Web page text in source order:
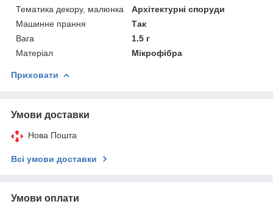
Тематика декору, малюнка
Архітектурні споруди
Машинне прання
Так
Вага
1.5 г
Матеріал
Мікрофібра
Приховати
Умови доставки
Нова Пошта
Всі умови доставки
Умови оплати